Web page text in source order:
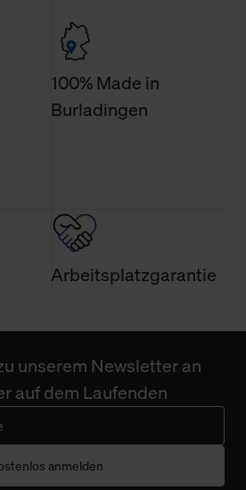
Nutzung Ihrer persönlichen Daten
100% Made in
Burladingen
Arbeitsplatzgarantie
unserem Newsletter an
auf dem Laufenden
anmelden